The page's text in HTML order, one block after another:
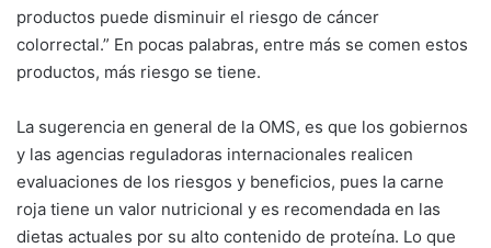
productos puede disminuir el riesgo de cáncer
colorrectal.” En pocas palabras, entre más se comen estos
productos, más riesgo se tiene.
La sugerencia en general de la OMS, es que los gobiernos
y las agencias reguladoras internacionales realicen
evaluaciones de los riesgos y beneficios, pues la carne
roja tiene un valor nutricional y es recomendada en las
dietas actuales por su alto contenido de proteína. Lo que